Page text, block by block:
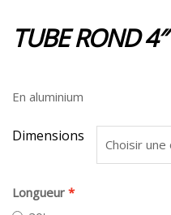
TUBE ROND 4″
En aluminium
Dimensions
Longueur